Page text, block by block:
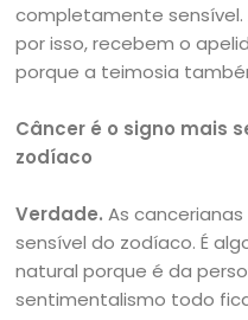
completamente sensível.
por isso, recebem o
porque a teimosia
Câncer é o signo mais
zodíaco
Verdade. As
sensível do zodíaco. É
natural porque é da
sentimentalismo todo